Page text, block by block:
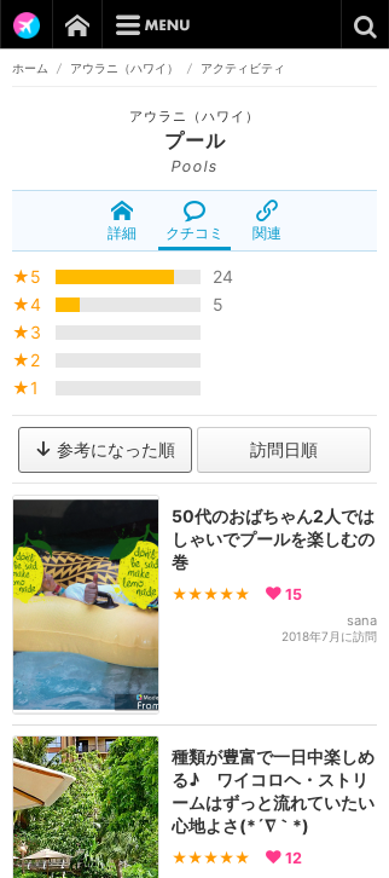
ホーム / アウラニ（ハワイ） / アクティビティ
アウラニ（ハワイ）
プール
Pools
詳細 クチコミ 関連
★5
24
★4
5
★3
★2
★1
参考になった順 訪問日順
50代のおばちゃん2人では
しゃいでプールを楽しむの
巻
★★★★★ 15
sana
2018年7月に訪問
種類が豊富で一日中楽しめ
る♪ ワイコロヘ・ストリ
ームはずっと流れていたい
心地よさ(*´∇｀*)
★★★★★ 12